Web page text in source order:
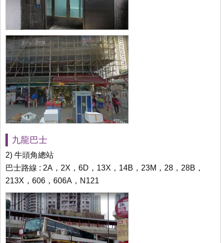
九龍巴士
2) 牛頭角總站
巴士路線 : 2A，2X，6D，13X，14B，23M，28，28B，
213X，606，606A，N121